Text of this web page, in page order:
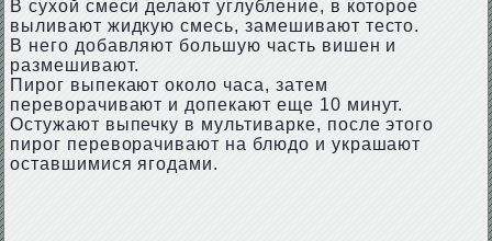
В сухой смеси делают углубление, в которое
выливают жидкую смесь, замешивают тесто.
В него добавляют большую часть вишен и
размешивают.
Пирог выпекают около часа, затем
переворачивают и допекают еще 10 минут.
Остужают выпечку в мультиварке, после этого
пирог переворачивают на блюдо и украшают
оставшимися ягодами.